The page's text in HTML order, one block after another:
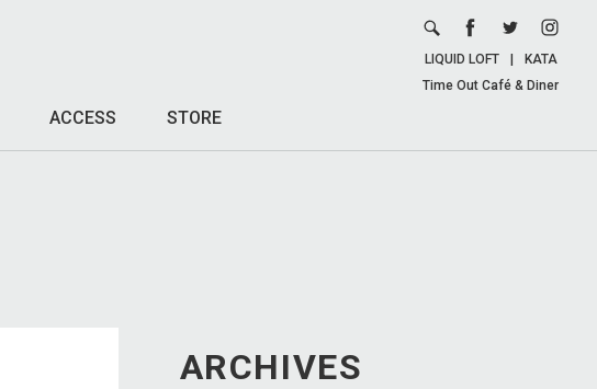
ACCESS STORE
LIQUID LOFT
KATA
Time Out Café & Diner
ARCHIVES